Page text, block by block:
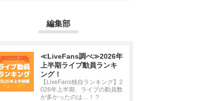
編集部
≪LiveFans調べ≫2026年
上半期ライブ動員ランキ
ング！
【LiveFans独自ランキング】2
026年上半期、ライブの動員数
が多かったのは…！？